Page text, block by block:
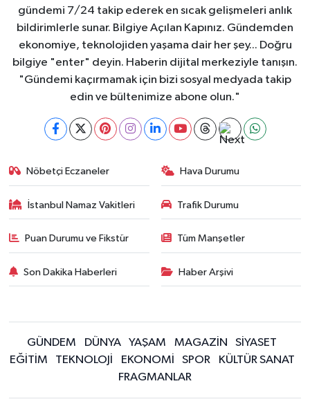
gündemi 7/24 takip ederek en sıcak gelişmeleri anlık
bildirimlerle sunar. Bilgiye Açılan Kapınız. Gündemden
ekonomiye, teknolojiden yaşama dair her şey... Doğru
bilgiye "enter" deyin. Haberin dijital merkeziyle tanışın.
"Gündemi kaçırmamak için bizi sosyal medyada takip
edin ve bültenimize abone olun."
Nöbetçi Eczaneler Hava Durumu
İstanbul Namaz Vakitleri Trafik Durumu
Puan Durumu ve Fikstür Tüm Manşetler
Son Dakika Haberleri Haber Arşivi
GÜNDEM DÜNYA YAŞAM MAGAZİN
SİYASET
EĞİTİM
TEKNOLOJİ EKONOMİ SPOR
KÜLTÜR SANAT
FRAGMANLAR